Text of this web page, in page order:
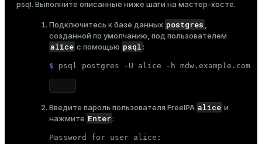
psql. Выполните описанные ниже шаги на мастер-хосте.
Подключитесь к базе данных postgres
созданной по умолчанию, под пользователем
alice с помощью psql:
$ psql postgres -U alice -h mdw.example.com
Введите пароль пользователя FreeIPA alice и
нажмите Enter:
Password for user alice: